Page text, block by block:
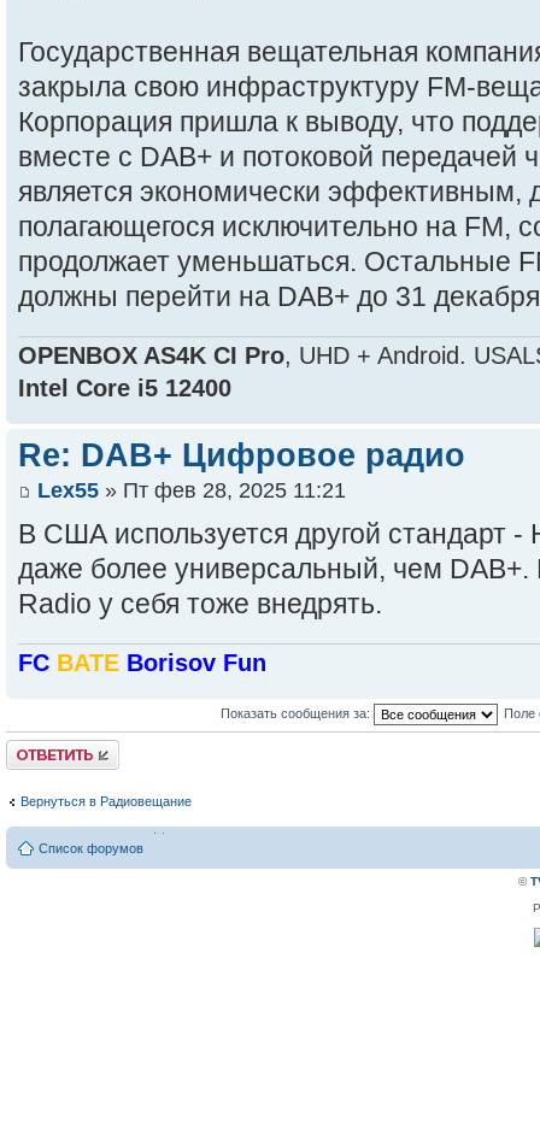
Государственная вещательная
закрыла свою инфраструктуру FM-
Корпорация пришла к выводу, что
вместе с DAB+ и потоковой передачей
является экономически эффективным,
полагающегося исключительно на FM,
продолжает уменьшаться. Остальные
должны перейти на DAB+ до 31
OPENBOX AS4K CI Pro, UHD + Android.
Intel Core i5 12400
Re: DAB+ Цифровое радио
Lex55 » Пт фев 28, 2025 11:21
В США используется другой стандарт
даже более универсальный, чем
Radio у себя тоже внедрять.
FC BATE Borisov Fun
Показать сообщения за: Поле
Ответить
Вернуться в Радиовещание
Список форумов
©